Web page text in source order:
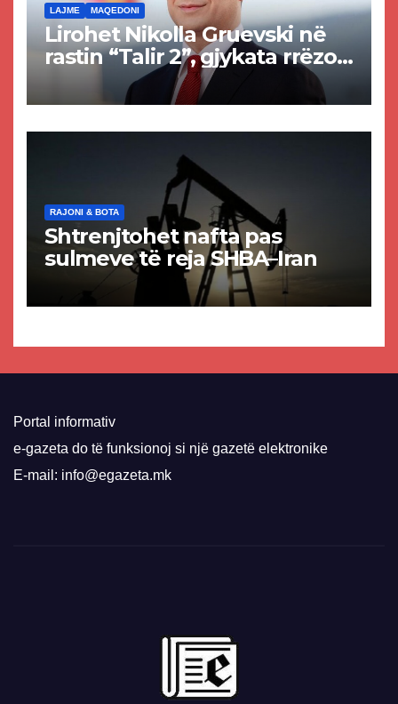
LAJME MAQEDONI
Lirohet Nikolla Gruevski në
rastin “Talir 2”, gjykata rrëzon
akuzat për ndërtimin e
paligjshëm të selisë së
RAJONI & BOTA
Shtrenjtohet nafta pas
sulmeve të reja SHBA–Iran
Portal informativ
e-gazeta do të funksionoj si një gazetë elektronike
E-mail: info@egazeta.mk